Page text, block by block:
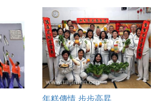
年糕傳情 步步高昇